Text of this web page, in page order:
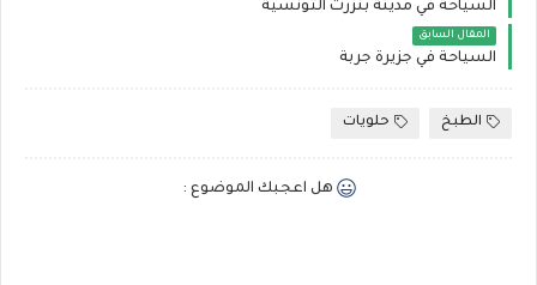
السياحة في مدينة بنزرت التونسية
المقال السابق
السياحة في جزيرة جربة
الطبخ حلويات
هل اعجبك الموضوع :